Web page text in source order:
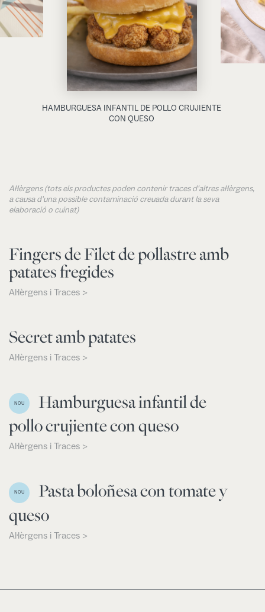
HAMBURGUESA INFANTIL DE POLLO CRUJIENTE
CON QUESO
Al·lèrgens (tots els productes poden contenir traces d'altres al·lèrgens,
a causa d'una possible contaminació creuada durant la seva
elaboració o cuinat)
Fingers de Filet de pollastre amb
patates fregides
Al·lèrgens i Traces >
Secret amb patates
Al·lèrgens i Traces >
NOU
Hamburguesa infantil de
pollo crujiente con queso
Al·lèrgens i Traces >
NOU
Pasta boloñesa con tomate y
queso
Al·lèrgens i Traces >